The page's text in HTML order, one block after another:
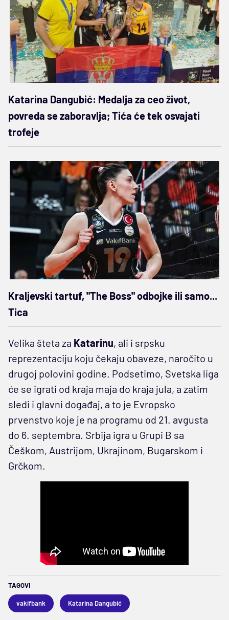
Katarina Dangubić: Medalja za ceo život,
povreda se zaboravlja; Tića će tek osvajati
trofeje
Kraljevski tartuf, "The Boss" odbojke ili samo...
Tica
Velika šteta za Katarinu, ali i srpsku
reprezentaciju koju čekaju obaveze, naročito u
drugoj polovini godine. Podsetimo, Svetska liga
će se igrati od kraja maja do kraja jula, a zatim
sledi i glavni događaj, a to je Evropsko
prvenstvo koje je na programu od 21. avgusta
do 6. septembra. Srbija igra u Grupi B sa
Češkom, Austrijom, Ukrajinom, Bugarskom i
Grčkom.
TAGOVI
vakifbank Katarina Dangubić